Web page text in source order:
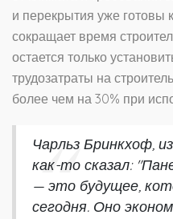
и перекрытия уже готовы
сокращает время
остается только
трудозатраты на
более чем на 30% при
Чарльз Бринкхоф,
как-то сказал:
— это будущее,
сегодня. Оно